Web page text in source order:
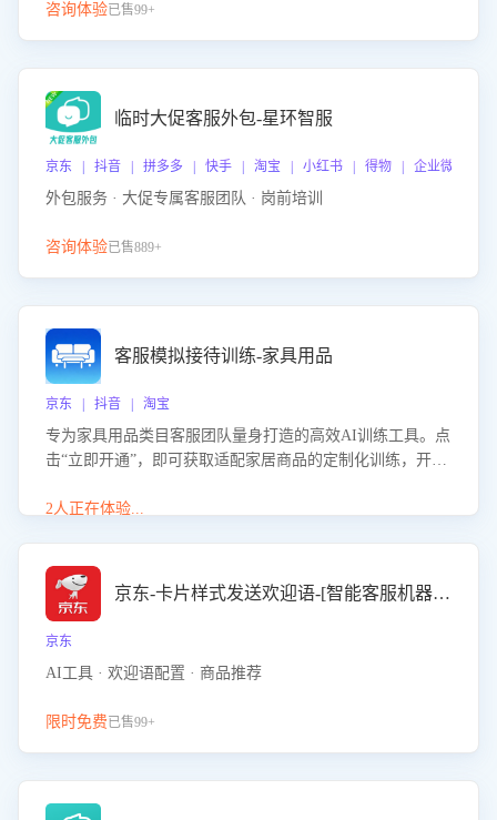
咨询体验已售99+
临时大促客服外包-星环智服
京东 | 抖音 | 拼多多 | 快手 | 淘宝 | 小红书 | 得物 | 企业微信
外包服务 · 大促专属客服团队 · 岗前培训
咨询体验已售889+
客服模拟接待训练-家具用品
京东 | 抖音 | 淘宝
专为家具用品类目客服团队量身打造的高效AI训练工具。点
击“立即开通”，即可获取适配家居商品的定制化训练，开启
能、尺寸参数咨询等高频场景下的专业应对能力。
2人正在体验...
京东-卡片样式发送欢迎语-[智能客服机器人]
京东
AI工具 · 欢迎语配置 · 商品推荐
限时免费已售99+